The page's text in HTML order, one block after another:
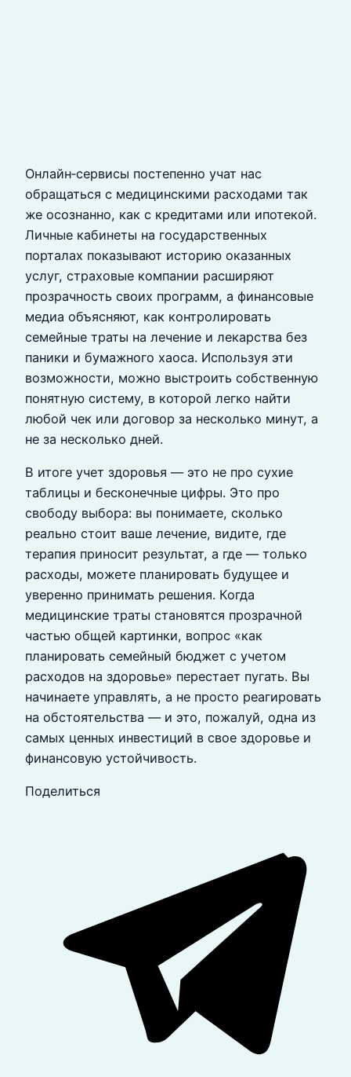
Онлайн‑сервисы постепенно учат нас
обращаться с медицинскими расходами так
же осознанно, как с кредитами или ипотекой.
Личные кабинеты на государственных
порталах показывают историю оказанных
услуг, страховые компании расширяют
прозрачность своих программ, а финансовые
медиа объясняют, как контролировать
семейные траты на лечение и лекарства без
паники и бумажного хаоса. Используя эти
возможности, можно выстроить собственную
понятную систему, в которой легко найти
любой чек или договор за несколько минут, а
не за несколько дней.
В итоге учет здоровья — это не про сухие
таблицы и бесконечные цифры. Это про
свободу выбора: вы понимаете, сколько
реально стоит ваше лечение, видите, где
терапия приносит результат, а где — только
расходы, можете планировать будущее и
уверенно принимать решения. Когда
медицинские траты становятся прозрачной
частью общей картинки, вопрос «как
планировать семейный бюджет с учетом
расходов на здоровье» перестает пугать. Вы
начинаете управлять, а не просто реагировать
на обстоятельства — и это, пожалуй, одна из
самых ценных инвестиций в свое здоровье и
финансовую устойчивость.
Поделиться